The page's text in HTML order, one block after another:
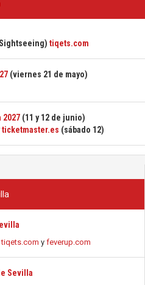
tiqets.com y feverup.com
Sevilla
tiqets.com
(viernes 21 de mayo)
2027 (11 y 12 de junio)
ticketmaster.es (sábado 12)